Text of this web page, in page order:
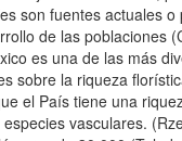
son fuentes actuales o
de las poblaciones
es una de las más
sobre la riqueza
el País tiene una
vasculares.